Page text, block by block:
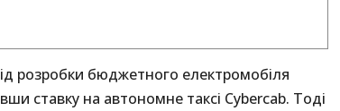
розробки бюджетного електромобіля
ставку на автономне таксі Cybercab. Тоді